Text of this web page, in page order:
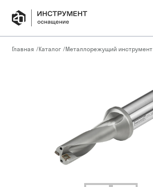
Главная /Каталог /Металлорежущий инструмент